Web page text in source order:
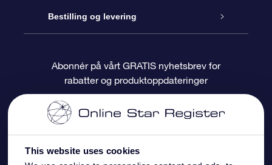
This website uses cookies
Bloggen
Anmeldelser
OSR Gavepakke
OSR-gavekortet
Bedriftsgaver
Star Register
Pesontilpasset stjerneside
One Million Stars
OSR Starsaver
Bestilling og levering
Betalingsinformasjon
Fraktinformasjon
Returpolicy
Abonnér på vårt GRATIS nyhetsbrev for
rabatter og produktoppdateringer